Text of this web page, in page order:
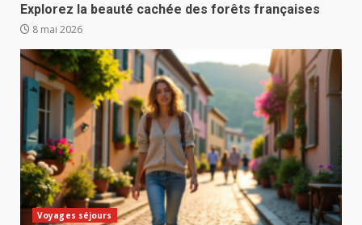
Explorez la beauté cachée des forêts françaises
8 mai 2026
Voyages séjours